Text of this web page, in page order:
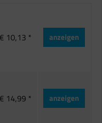
€ 10,13 * anzeigen
€ 14,99 * anzeigen